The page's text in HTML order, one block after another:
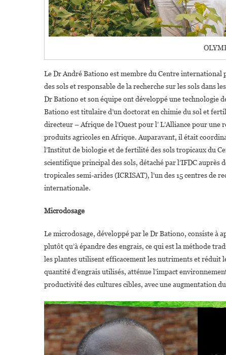
Le Dr André Bationo est membre du Centre
des sols et responsable de la recherche sur les sols dans
Dr Bationo et son équipe ont développé une technologie
Bationo est titulaire d’un doctorat en chimie du sol et
directeur – Afrique de l’Ouest pour l’ L’Alliance pour
produits agricoles en Afrique. Auparavant, il était
l’Institut de biologie et de fertilité des sols tropicaux du
scientifique principal des sols, détaché par l’IFDC auprès
tropicales semi-arides (ICRISAT), l’un des 15 centres de
internationale.
Microdosage
Le microdosage, développé par le Dr Bationo, consiste à
plutôt qu’à épandre des engrais, ce qui est la méthode
les plantes utilisent efficacement les nutriments et réduit
quantité d’engrais utilisés, atténue l’impact
productivité des cultures cibles, avec une augmentation